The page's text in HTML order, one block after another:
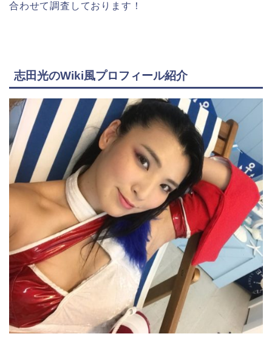
合わせて調査しております！
志田光のWiki風プロフィール紹介